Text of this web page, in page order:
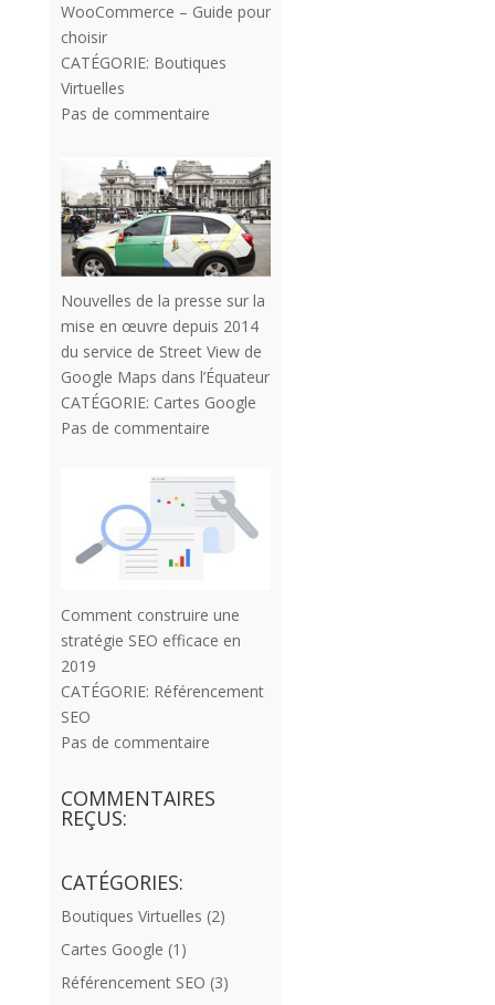
WooCommerce – Guide pour
choisir
CATÉGORIE: Boutiques
Virtuelles
Pas de commentaire
Nouvelles de la presse sur la
mise en œuvre depuis 2014
du service de Street View de
Google Maps dans l’Équateur
CATÉGORIE: Cartes Google
Pas de commentaire
Comment construire une
stratégie SEO efficace en
2019
CATÉGORIE: Référencement
SEO
Pas de commentaire
COMMENTAIRES
REÇUS:
CATÉGORIES:
Boutiques Virtuelles (2)
Cartes Google (1)
Référencement SEO (3)